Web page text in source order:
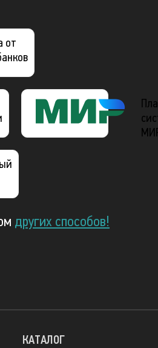
от
других способов!
КАТАЛОГ